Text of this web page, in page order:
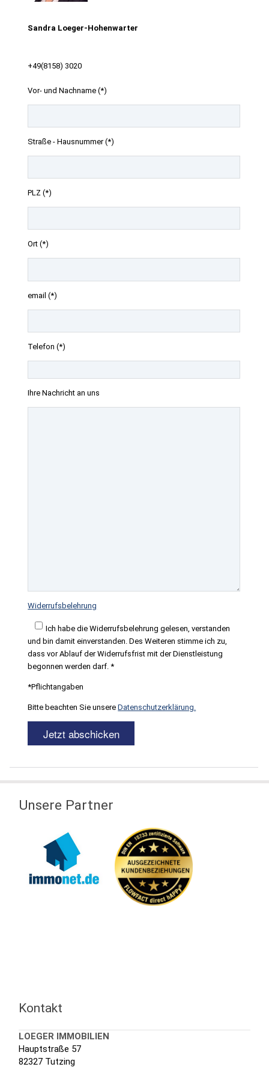
Sandra Loeger-Hohenwarter
+49(8158) 3020
Vor- und Nachname (*)
Straße - Hausnummer (*)
PLZ (*)
Ort (*)
email (*)
Telefon (*)
Ihre Nachricht an uns
Widerrufsbelehrung
Ich habe die Widerrufsbelehrung gelesen, verstanden
und bin damit einverstanden. Des Weiteren stimme ich zu,
dass vor Ablauf der Widerrufsfrist mit der Dienstleistung
begonnen werden darf. *
*Pflichtangaben
Bitte beachten Sie unsereDatenschutzerklärung.
Unsere Partner
Kontakt
LOEGER IMMOBILIEN
Hauptstraße 57
82327 Tutzing